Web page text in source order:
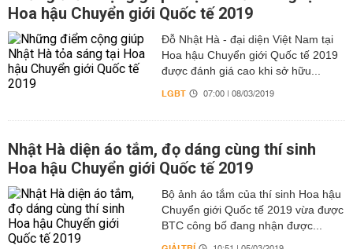
Hoa hậu Chuyển giới Quốc tế 2019
Đỗ Nhật Hà - đại diện Việt Nam tại
Hoa hậu Chuyển giới Quốc tế 2019
được đánh giá cao khi sở hữu...
LGBT 07:00 | 08/03/2019
Nhật Hà diện áo tắm, đọ dáng cùng thí sinh
Hoa hậu Chuyển giới Quốc tế 2019
Bộ ảnh áo tắm của thí sinh Hoa hậu
Chuyển giới Quốc tế 2019 vừa được
BTC công bố đang nhận được...